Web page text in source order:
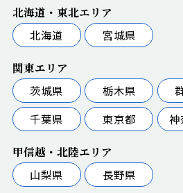
北海道・東北エリア
北海道
宮城県
関東エリア
茨城県
栃木県
千葉県
東京都 神
甲信越・北陸エリア
山梨県
長野県